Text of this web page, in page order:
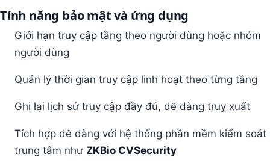
Tính năng bảo mật và ứng dụng
Giới hạn truy cập tầng theo người dùng hoặc nhóm
người dùng
Quản lý thời gian truy cập linh hoạt theo từng tầng
Ghi lại lịch sử truy cập đầy đủ, dễ dàng truy xuất
Tích hợp dễ dàng với hệ thống phần mềm kiểm soát
trung tâm như ZKBio CVSecurity